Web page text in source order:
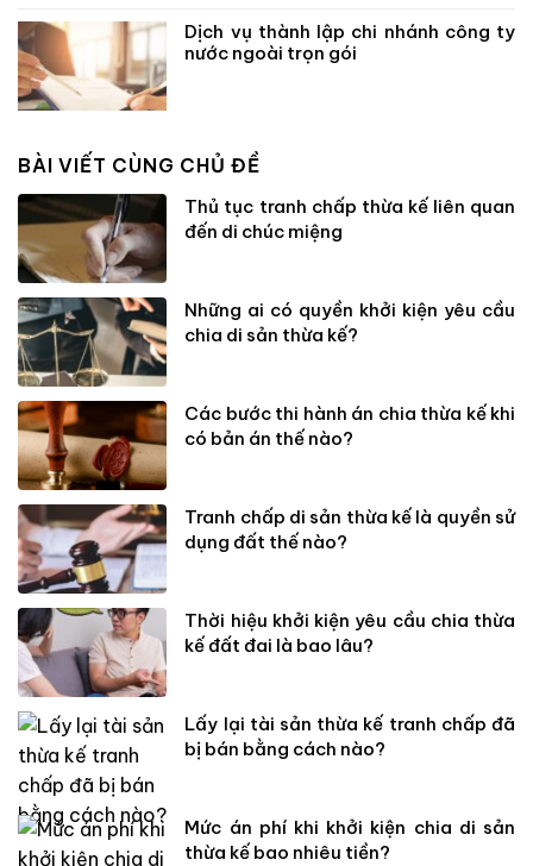
Dịch vụ thành lập chi nhánh công ty
nước ngoài trọn gói
BÀI VIẾT CÙNG CHỦ ĐỀ
Thủ tục tranh chấp thừa kế liên quan
đến di chúc miệng
Những ai có quyền khởi kiện yêu cầu
chia di sản thừa kế?
Các bước thi hành án chia thừa kế khi
có bản án thế nào?
Tranh chấp di sản thừa kế là quyền sử
dụng đất thế nào?
Thời hiệu khởi kiện yêu cầu chia thừa
kế đất đai là bao lâu?
Lấy lại tài sản thừa kế tranh chấp đã
bị bán bằng cách nào?
Mức án phí khi khởi kiện chia di sản
thừa kế bao nhiêu tiền?